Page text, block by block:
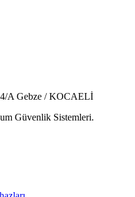
A Gebze / KOCAELİ
Güvenlik Sistemleri.